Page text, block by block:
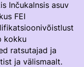
Inčukalnsis asuv
FEI
kokku
ratsutajad ja
ja välismaalt.